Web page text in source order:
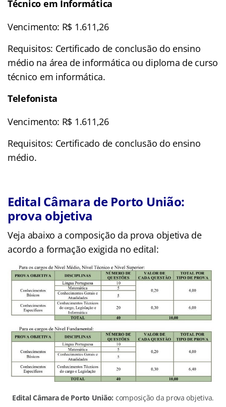
Técnico em Informática
Vencimento: R$ 1.611,26
Requisitos: Certificado de conclusão do ensino
médio na área de informática ou diploma de curso
técnico em informática.
Telefonista
Vencimento: R$ 1.611,26
Requisitos: Certificado de conclusão do ensino
médio.
Edital Câmara de Porto União:
prova objetiva
Veja abaixo a composição da prova objetiva de
acordo a formação exigida no edital:
Edital Câmara de Porto União: composição da prova objetiva.